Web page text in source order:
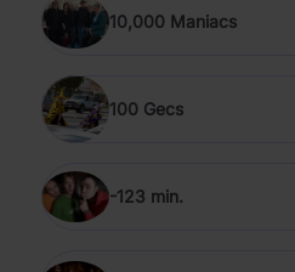
10,000 Maniacs
100 Gecs
-123 min.